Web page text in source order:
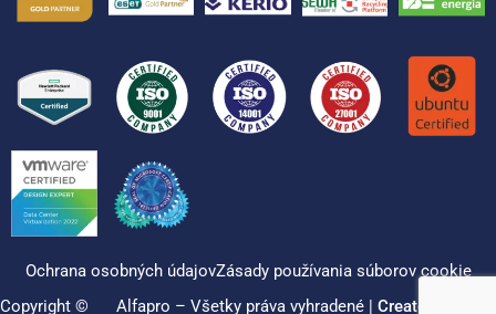
Ochrana osobných údajovZásady používania súborov cookie
Copyright ©
Alfapro – Všetky práva vyhradené |Created by